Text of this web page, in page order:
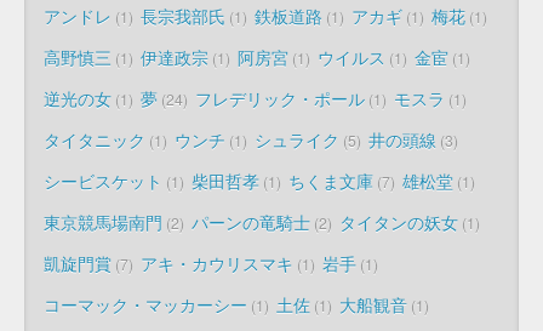
アンドレ 1 長宗我部氏 1 鉄板道路 1 アカギ 1 梅花 1
高野慎三 1 伊達政宗 1 阿房宮 1 ウイルス 1 金宦 1
逆光の女 1 夢 24 フレデリック・ポール 1 モスラ 1
タイタニック 1 ウンチ 1 シュライク 5 井の頭線 3
シービスケット 1 柴田哲孝 1 ちくま文庫 7 雄松堂 1
東京競馬場南門 2 パーンの竜騎士 2 タイタンの妖女 1
凱旋門賞 7 アキ・カウリスマキ 1 岩手 1
コーマック・マッカーシー 1 土佐 1 大船観音 1